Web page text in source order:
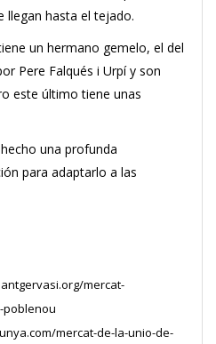
llegan hasta el tejado.
un hermano gemelo, el del
Pere Falqués i Urpí y son
este último tiene unas
una profunda
para adaptarlo a las
mercat-
mercat-de-la-unio-de-